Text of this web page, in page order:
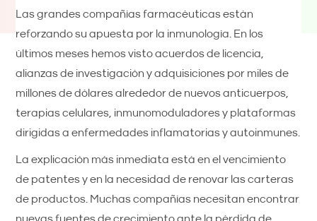
Las grandes compañías farmacéuticas están
reforzando su apuesta por la inmunología. En los
últimos meses hemos visto acuerdos de licencia,
alianzas de investigación y adquisiciones por miles de
millones de dólares alrededor de nuevos anticuerpos,
terapias celulares, inmunomoduladores y plataformas
dirigidas a enfermedades inflamatorias y autoinmunes.
La explicación más inmediata está en el vencimiento
de patentes y en la necesidad de renovar las carteras
de productos. Muchas compañías necesitan encontrar